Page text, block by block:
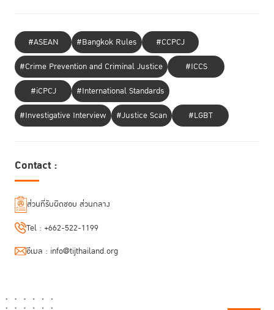
จริงอย่างแท้จริง”
#ASEAN #Bangkok Rules
#CCPCJ
#Crime Prevention and Criminal Justice
#ICCS
#iCPCJ
#International Standards
#Investigative Interview
#Justice Scan #LGBT
Contact :
ส่วนที่รับผิดชอบ ส่วนกลาง
Tel : +662-522-1199
อีเมล : info@tijthailand.org